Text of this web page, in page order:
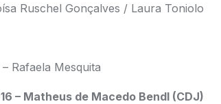
Ruschel Gonçalves / Laura Toniolo
Rafaela Mesquita
– Matheus de Macedo Bendl (CDJ)